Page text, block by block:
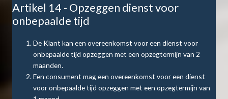
Artikel 14 - Opzeggen dienst voor
onbepaalde tijd
De Klant kan een overeenkomst voor een dienst voor
onbepaalde tijd opzeggen met een opzegtermijn van 2
maanden.
Een consument mag een overeenkomst voor een dienst
voor onbepaalde tijd opzeggen met een opzegtermijn van